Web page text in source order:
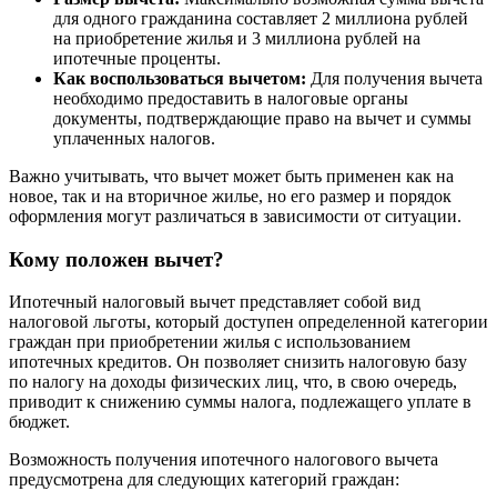
для одного гражданина составляет 2 миллиона рублей
на приобретение жилья и 3 миллиона рублей на
ипотечные проценты.
Как воспользоваться вычетом: Для получения вычета
необходимо предоставить в налоговые органы
документы, подтверждающие право на вычет и суммы
уплаченных налогов.
Важно учитывать, что вычет может быть применен как на
новое, так и на вторичное жилье, но его размер и порядок
оформления могут различаться в зависимости от ситуации.
Кому положен вычет?
Ипотечный налоговый вычет представляет собой вид
налоговой льготы, который доступен определенной категории
граждан при приобретении жилья с использованием
ипотечных кредитов. Он позволяет снизить налоговую базу
по налогу на доходы физических лиц, что, в свою очередь,
приводит к снижению суммы налога, подлежащего уплате в
бюджет.
Возможность получения ипотечного налогового вычета
предусмотрена для следующих категорий граждан: